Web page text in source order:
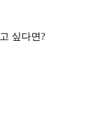
싶다면?